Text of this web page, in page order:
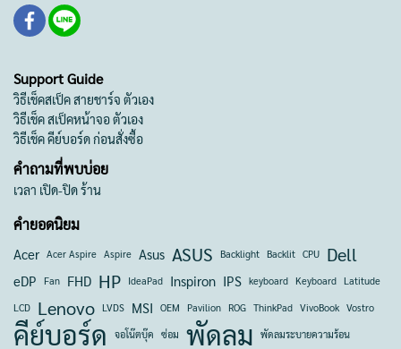
Support Guide
วิธีเช็คสเป็ค สายชาร์จ ตัวเอง
วิธีเช็ค สเป็คหน้าจอ ตัวเอง
วิธีเช็ค คีย์บอร์ด ก่อนสั่งซื้อ
คำถามที่พบบ่อย
เวลา เปิด-ปิด ร้าน
คำยอดนิยม
Acer Acer Aspire Aspire Asus ASUS Backlight Backlit CPU Dell
eDP Fan FHD HP IdeaPad Inspiron IPS keyboard Keyboard Latitude
LCD Lenovo LVDS MSI OEM Pavilion ROG ThinkPad VivoBook Vostro
คีย์บอร์ด จอโน๊ตบุ๊ค ซ่อม พัดลม พัดลมระบายความร้อน